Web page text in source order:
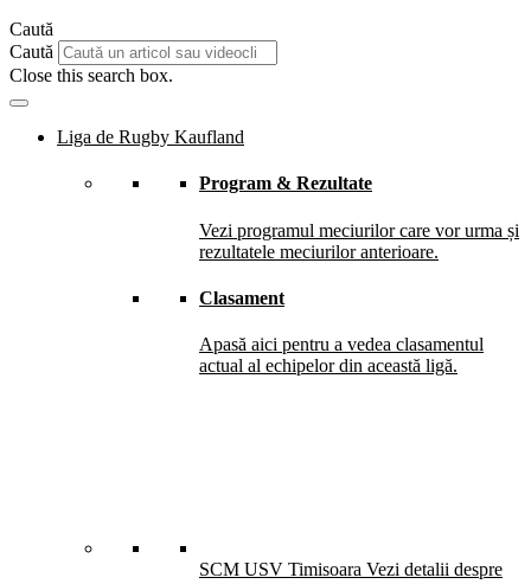
Caută
Caută
Close this search box.
Liga de Rugby Kaufland
Program & Rezultate
Vezi programul meciurilor care vor urma și
rezultatele meciurilor anterioare.
Clasament
Apasă aici pentru a vedea clasamentul
actual al echipelor din această ligă.
SCM USV Timisoara Vezi detalii despre